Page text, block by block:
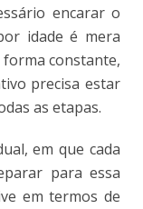
encarar o
idade é mera
forma constante,
precisa estar
as etapas.
em que cada
para essa
em termos de